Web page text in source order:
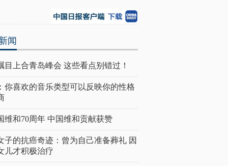
闻
目上合青岛峰会 这些看点别错过！
你喜欢的音乐类型可以反映你的性格
维和70周年 中国维和贡献获赞
子的抗癌奇迹：曾为自己准备葬礼 因
儿才积极治疗